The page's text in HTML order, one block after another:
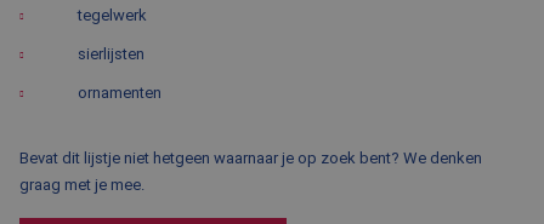
tegelwerk
sierlijsten
ornamenten
Bevat dit lijstje niet hetgeen waarnaar je op zoek bent? We denken
graag met je mee.